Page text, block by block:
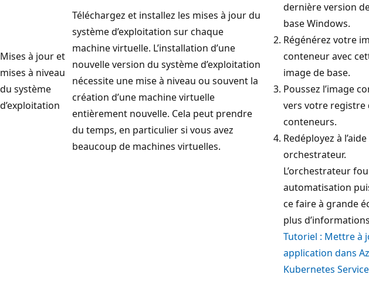
Mises à jour et
mises à niveau
du système
d’exploitation
Téléchargez et installez les mises à jour du
système d’exploitation sur chaque
machine virtuelle. L’installation d’une
nouvelle version du système d’exploitation
nécessite une mise à niveau ou souvent la
création d’une machine virtuelle
entièrement nouvelle. Cela peut prendre
du temps, en particulier si vous avez
beaucoup de machines virtuelles.
dernière version
base Windows.
Régénérez votre
conteneur avec
image de base.
Poussez l’image
vers votre registre
conteneurs.
Redéployez à l’aide
orchestrateur.
L’orchestrateur
automatisation
ce faire à grande
plus
Tutoriel : Mettre à
application dans
Kubernetes Service